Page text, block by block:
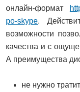
онлайн-формат
po-skype.
возможности
качества и с
А преимущества
не нужно